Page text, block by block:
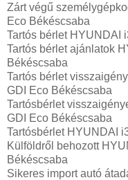
Zárt végű
Eco Békéscsaba
Tartós bérlet HYUNDAI
Tartós bérlet ajánlatok
Békéscsaba
Tartós bérlet
GDI Eco Békéscsaba
Tartósbérlet
GDI Eco Békéscsaba
Tartósbérlet HYUNDAI
Külföldről behozott
Békéscsaba
Sikeres import autó